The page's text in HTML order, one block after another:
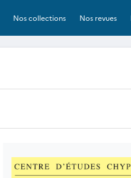
Nos collections Nos revues